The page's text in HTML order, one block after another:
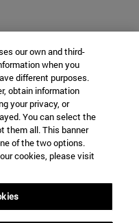
our own and third-
when you
different purposes.
obtain information
your privacy, or
You can select the
them all. This banner
of the two options.
cookies, please visit